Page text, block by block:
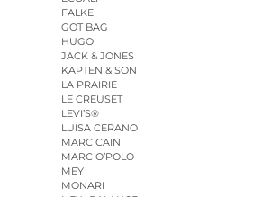
FALKE
GOT BAG
HUGO
JACK & JONES
KAPTEN & SON
LA PRAIRIE
LE CREUSET
LEVI’S®
LUISA CERANO
MARC CAIN
MARC O’POLO
MEY
MONARI